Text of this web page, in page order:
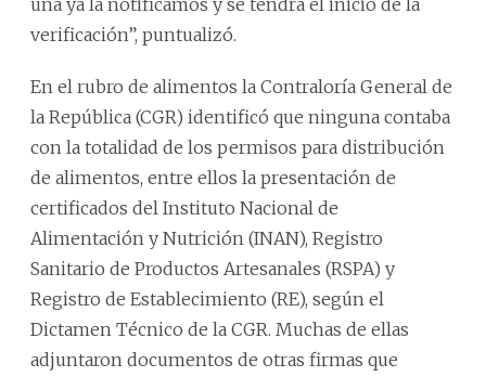
verificación”, puntualizó.
En el rubro de alimentos la Contraloría General de
la República (CGR) identificó que ninguna contaba
con la totalidad de los permisos para distribución
de alimentos, entre ellos la presentación de
certificados del Instituto Nacional de
Alimentación y Nutrición (INAN), Registro
Sanitario de Productos Artesanales (RSPA) y
Registro de Establecimiento (RE), según el
Dictamen Técnico de la CGR. Muchas de ellas
adjuntaron documentos de otras firmas que